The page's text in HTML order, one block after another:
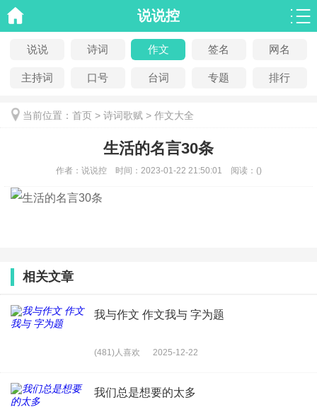
说说控
说说 诗词 作文 签名 网名
主持词 口号 台词 专题 排行
当前位置： 首页 > 诗词歌赋 > 作文大全
生活的名言30条
作者： 说说控 时间： 2023-01-22 21:50:01 阅读： ()
相关文章
我与作文 作文我与 字为题
(481)人喜欢 2025-12-22
我们总是想要的太多